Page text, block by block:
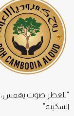
“للعطر صوت يهمس،
السكينة”